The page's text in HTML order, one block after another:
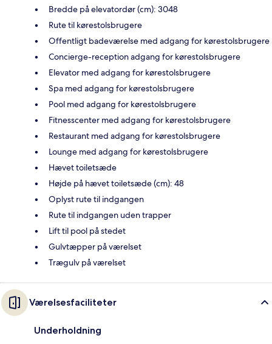
Bredde på elevatordør (cm): 3048
Rute til kørestolsbrugere
Offentligt badeværelse med adgang for kørestolsbrugere
Concierge-reception adgang for kørestolsbrugere
Elevator med adgang for kørestolsbrugere
Spa med adgang for kørestolsbrugere
Pool med adgang for kørestolsbrugere
Fitnesscenter med adgang for kørestolsbrugere
Restaurant med adgang for kørestolsbrugere
Lounge med adgang for kørestolsbrugere
Hævet toiletsæde
Højde på hævet toiletsæde (cm): 48
Oplyst rute til indgangen
Rute til indgangen uden trapper
Lift til pool på stedet
Gulvtæpper på værelset
Trægulv på værelset
Værelsesfaciliteter
Underholdning